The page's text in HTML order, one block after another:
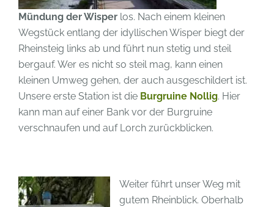
Mündung der Wisper los. Nach einem kleinen
Wegstück entlang der idyllischen Wisper biegt der
Rheinsteig links ab und führt nun stetig und steil
bergauf. Wer es nicht so steil mag, kann einen
kleinen Umweg gehen, der auch ausgeschildert ist.
Unsere erste Station ist die Burgruine Nollig. Hier
kann man auf einer Bank vor der Burgruine
verschnaufen und auf Lorch zurückblicken.
Weiter führt unser Weg mit
gutem Rheinblick. Oberhalb